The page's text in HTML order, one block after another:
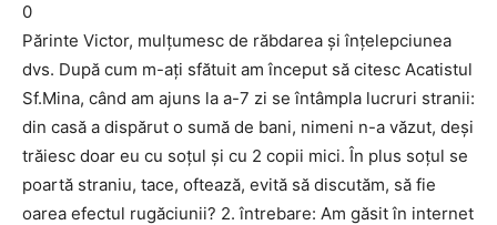
0
Părinte Victor, mulțumesc de răbdarea și înțelepciunea
dvs. După cum m-ați sfătuit am început să citesc Acatistul
Sf.Mina, când am ajuns la a-7 zi se întâmpla lucruri stranii:
din casă a dispărut o sumă de bani, nimeni n-a văzut, deși
trăiesc doar eu cu soțul și cu 2 copii mici. În plus soțul se
poartă straniu, tace, oftează, evită să discutăm, să fie
oarea efectul rugăciunii? 2. întrebare: Am găsit în internet